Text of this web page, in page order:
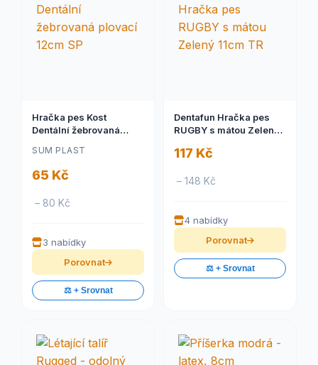
Hračka pes Kost
Dentální žebrovaná
SUM PLAST
65 Kč
– 80 Kč
3 nabídky
Porovnat
⚖️ + Srovnat
Dentafun Hračka pes
RUGBY s mátou Zelený
117 Kč
– 148 Kč
4 nabídky
Porovnat
⚖️ + Srovnat